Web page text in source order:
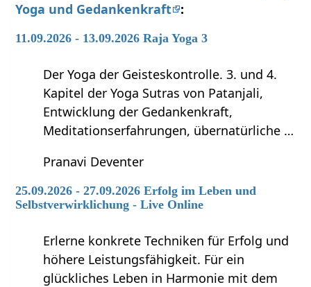
Yoga und Gedankenkraft :
11.09.2026 - 13.09.2026 Raja Yoga 3
Der Yoga der Geisteskontrolle. 3. und 4.
Kapitel der Yoga Sutras von Patanjali,
Entwicklung der Gedankenkraft,
Meditationserfahrungen, übernatürliche …
Pranavi Deventer
25.09.2026 - 27.09.2026 Erfolg im Leben und
Selbstverwirklichung - Live Online
Erlerne konkrete Techniken für Erfolg und
höhere Leistungsfähigkeit. Für ein
glückliches Leben in Harmonie mit dem